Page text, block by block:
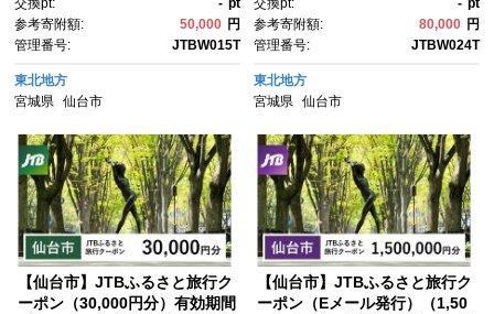
泊 観光 体験 旅行券 宿泊券 旅
行予約 ホテル 旅館 チケッ
ト 子供 子連れ カップル 家
族 人気 おすすめ 旅行クーポ
ン 店頭 オンライン ネット予
約 電話 有効期間3年
交換pt: - pt
参考寄附額:
50,000 円
管理番号:
JTBW015T
東北地方
宮城県
仙台市
約 国内旅行 JTB 宿泊 観光 体
験 旅行券 宿泊券 旅行予約 ホ
テル 旅館 チケット 子供 子連
れ カップル 家族 人気 おすす
め 旅行クーポン 店頭 オンライ
ン ネット予約 電話 有効期間3
年
交換pt: - pt
参考寄附額:
80,000 円
管理番号:
JTBW024T
東北地方
宮城県 仙台市
【仙台市】JTBふるさと旅行ク
ーポン（30,000円分）有効期間
【仙台市】JTBふるさと旅行ク
ーポン（Eメール発行）（1,50